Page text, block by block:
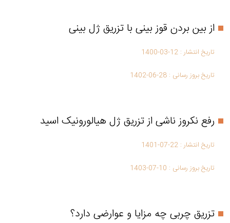
از بین بردن قوز بینی با تزریق ژل بینی
تاریخ انتشار : 1400-03-12
تاریخ بروز رسانی : 1402-06-28
رفع نکروز ناشی از تزریق ژل هیالورونیک اسید
تاریخ انتشار : 1401-07-22
تاریخ بروز رسانی : 1403-07-10
تزریق چربی چه مزایا و عوارضی دارد؟